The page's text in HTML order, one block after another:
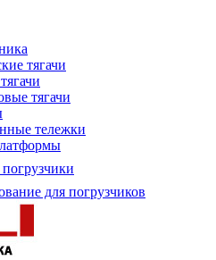
тягачи
тягачи
тележки
для погрузчиков